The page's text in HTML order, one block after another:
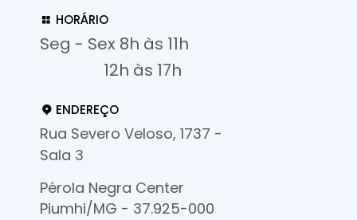
HORÁRIO
Seg - Sex 8h às 11h
12h às 17h
ENDEREÇO
Rua Severo Veloso, 1737 -
Sala 3
Pérola Negra Center
Piumhi/MG - 37.925-000